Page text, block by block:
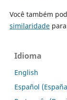
Você também
similaridadepara
Idioma
English
Español